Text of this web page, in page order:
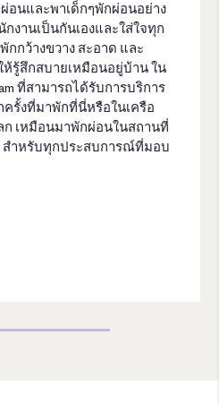
อนและพาเด็กๆพักผ่อนอย่าง
งานเป็นกันเองและใส่ใจทุก
กว้างขวาง สะอาด และ
ห้รู้สึกสบายเหมือนอยู่บ้าน ใน
ที่สามารถได้รับการบริการ
รั้งที่มาพักที่นี่หรือในเครือ
ลก เหมือนมาพักผ่อนในสถานที่
สำหรับทุกประสบการณ์ที่มอบ